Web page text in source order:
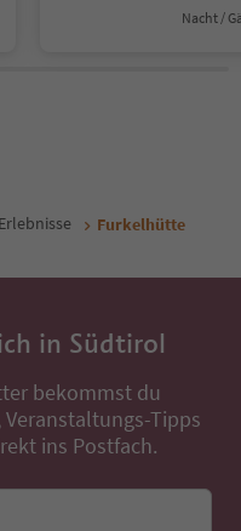
Nacht /
Furkelhütte
in Südtirol
bekommst du
Tipps
ins Postfach.